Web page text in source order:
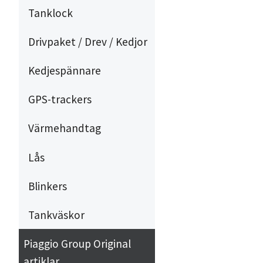
Tanklock
Drivpaket / Drev / Kedjor
Kedjespännare
GPS-trackers
Värmehandtag
Lås
Blinkers
Tankväskor
Piaggio Group Original